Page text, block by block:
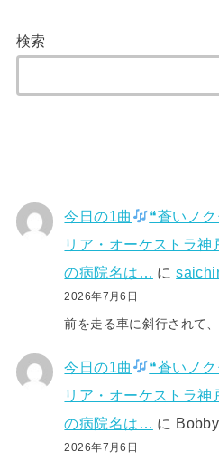
検索
今日の1曲 ❝蒼いノ
リア・オーケストラ神
の病院名は… に
2026年7月6日
前を走る車に斜行されて
今日の1曲 ❝蒼いノ
リア・オーケストラ神
の病院名は… に
2026年7月6日